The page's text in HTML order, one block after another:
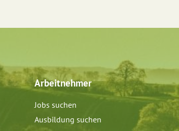
Arbeitnehmer
Jobs suchen
Ausbildung suchen